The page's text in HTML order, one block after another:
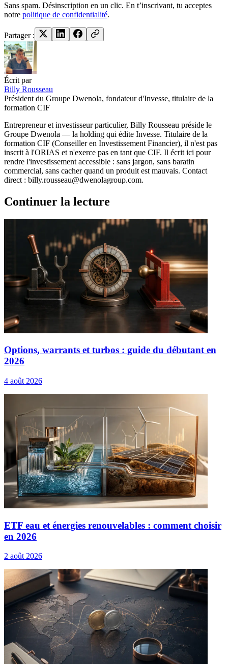
Sans spam. Désinscription en un clic. En t’inscrivant, tu acceptes
notre politique de confidentialité.
Partager :
Écrit par
Billy Rousseau
Président du Groupe Dwenola, fondateur d'Invesse, titulaire de la
formation CIF
Entrepreneur et investisseur particulier, Billy Rousseau préside le
Groupe Dwenola — la holding qui édite Invesse. Titulaire de la
formation CIF (Conseiller en Investissement Financier), il n'est pas
inscrit à l'ORIAS et n'exerce pas en tant que CIF. Il écrit ici pour
rendre l'investissement accessible : sans jargon, sans baratin
commercial, sans cacher quand un produit est mauvais. Contact
direct : billy.rousseau@dwenolagroup.com.
Continuer la lecture
Options, warrants et turbos : guide du débutant en
2026
4 août 2026
ETF eau et énergies renouvelables : comment choisir
en 2026
2 août 2026